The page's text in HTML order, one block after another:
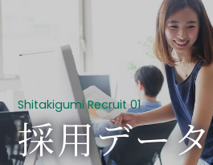
DATA
Shitakigumi Recruit 01
採用データ